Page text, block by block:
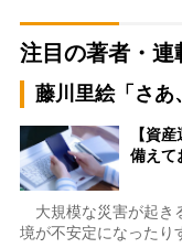
注目の著者・連
藤川里絵「さあ
【資
備えて
大規模な災害が起き
境が不安定になった